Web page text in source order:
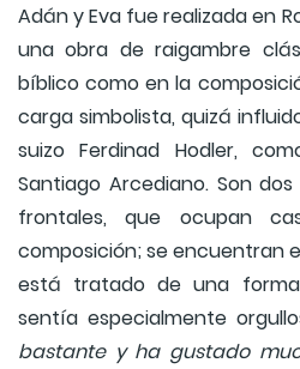
Adán y Eva fue realizada en
una obra de raigambre
bíblico como en la
carga simbolista, quizá
suizo Ferdinad Hodler,
Santiago Arcediano. Son
frontales, que ocupan
composición; se encuentran
está tratado de una
sentía especialmente
bastante y ha gustado